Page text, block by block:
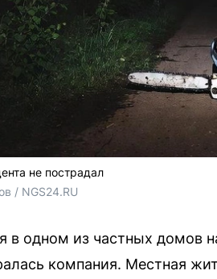
не пострадал
/ NGS24.RU
в одном из частных домов
компания. Местная